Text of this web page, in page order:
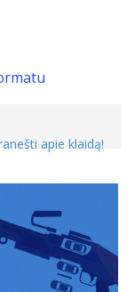
apie klaidą!